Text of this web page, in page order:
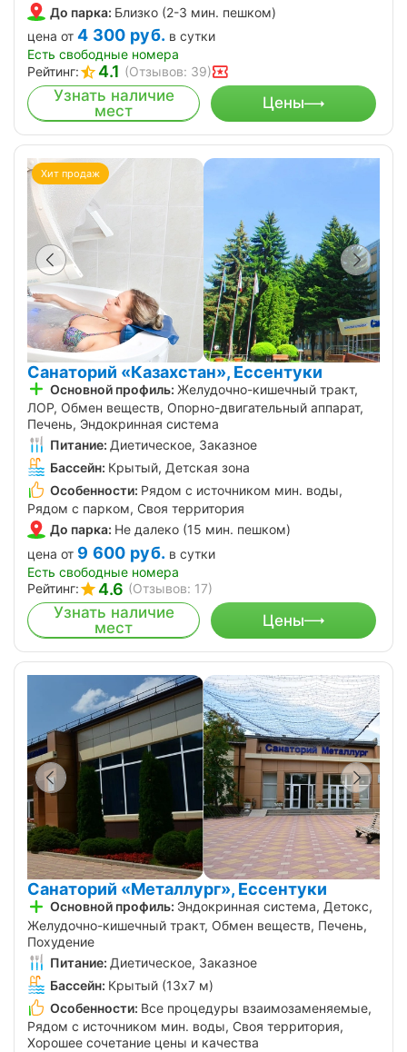
До парка: Близко (2-3 мин. пешком)
цена от 4 300 руб. в сутки
Есть свободные номера
Рейтинг:
4.1 (Отзывов: 39)
Узнать наличие
мест
Цены
Хит продаж
Санаторий «Казахстан», Ессентуки
Основной профиль: Желудочно-кишечный тракт,
ЛОР, Обмен веществ, Опорно-двигательный аппарат,
Печень, Эндокринная система
Питание: Диетическое, Заказное
Бассейн: Крытый, Детская зона
Особенности: Рядом с источником мин. воды,
Рядом с парком, Своя территория
До парка: Не далеко (15 мин. пешком)
цена от 9 600 руб. в сутки
Есть свободные номера
Рейтинг:
4.6 (Отзывов: 17)
Узнать наличие
мест
Цены
Санаторий «Металлург», Ессентуки
Основной профиль: Эндокринная система, Детокс,
Желудочно-кишечный тракт, Обмен веществ, Печень,
Похудение
Питание: Диетическое, Заказное
Бассейн: Крытый (13х7 м)
Особенности: Все процедуры взаимозаменяемые,
Рядом с источником мин. воды, Своя территория,
Хорошее сочетание цены и качества